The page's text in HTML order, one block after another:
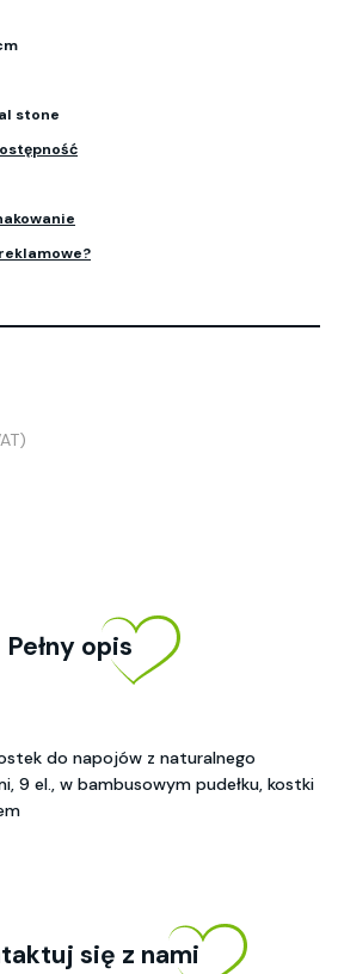
stone
Pełny opis
do napojów z naturalnego
9 el., w bambusowym pudełku, kostki
się z nami